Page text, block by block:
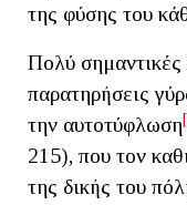
της φύσης του
Πολύ σημαντικές
παρατηρήσεις
την αυτοτύφλωση
215), που τον
της δικής του